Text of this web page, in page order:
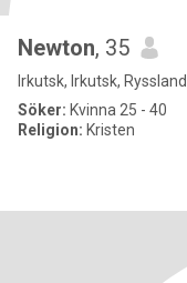
Newton, 35
Irkutsk, Irkutsk, Ryssland
Söker: Kvinna 25 - 40
Religion: Kristen